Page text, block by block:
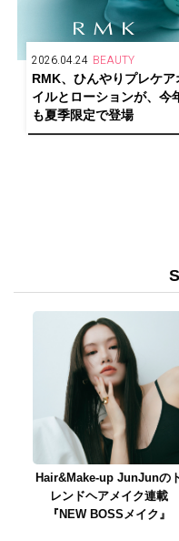
2026.04.24 BEAUTY
RMK、ひんやりプレケア
イルとローションが、今
も夏季限定で登場
Hair&Make-up JunJunの
レンドヘアメイク連載
『NEW BOSSメイク』